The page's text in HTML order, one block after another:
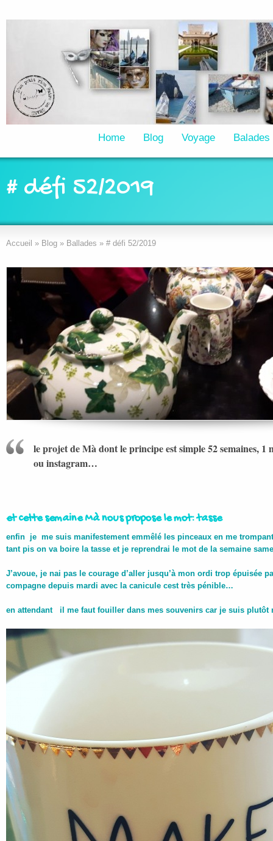
Home Blog Voyage Balades
# défi 52/2019
Accueil » Blog » Ballades » # défi 52/2019
le projet de Mà dont le principe est simple 52 semaines,
ou instagram…
et cette semaine Mà nous propose le mot: tasse
enfin je me suis manifestement emmêlé les pinceaux en me
tant pis on va boire la tasse et je reprendrai le mot de la semaine
J’avoue, je nai pas le courage d’aller jusqu’à mon ordi trop épuisée
compagne depuis mardi avec la canicule cest très pénible…
en attendant il me faut fouiller dans mes souvenirs car je suis plutôt